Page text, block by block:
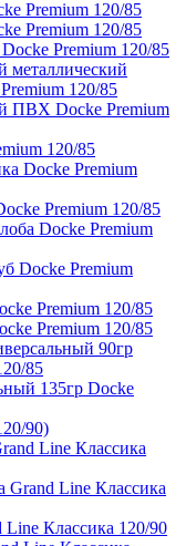
Premium 120/85
Premium 120/85
Premium 120/85
металлический
120/85
ПВХ Docke Premium
120/85
Docke Premium
Premium 120/85
Docke Premium
Docke Premium
Premium 120/85
Premium 120/85
90гр
85
135гр Docke
90)
Line Классика
Grand Line Классика
Line Классика 120/90